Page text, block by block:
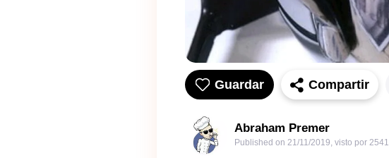
Guardar Compartir
Abraham Premer
Published on 21/11/2019, visto por 2541